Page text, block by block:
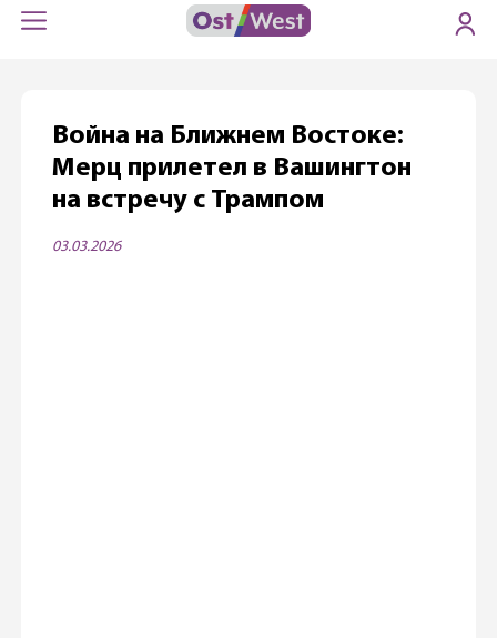
Война на Ближнем Востоке:
Мерц прилетел в Вашингтон
на встречу с Трампом
03.03.2026